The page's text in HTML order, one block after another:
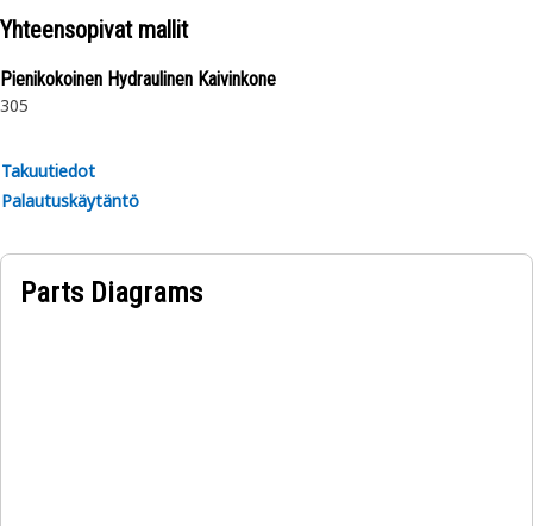
Yhteensopivat mallit
Pienikokoinen Hydraulinen Kaivinkone
305
Takuutiedot
Palautuskäytäntö
Parts Diagrams